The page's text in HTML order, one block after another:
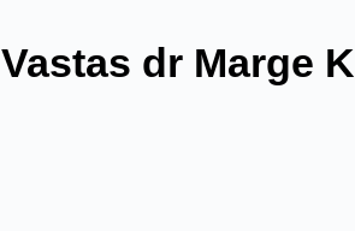
Vastas dr Marge